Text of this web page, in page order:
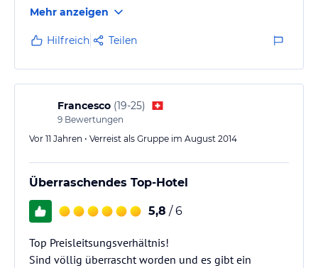
Zimmer gebracht, da es kein Frühstücksraum gibt.
Personal ist mega freundlich! Lage perfekt - direkt an
der Hauptshoppingstr. und nur paar Minuten vom
Meer.
Mehr anzeigen
Hilfreich Teilen
Francesco (19-25)
9 Bewertungen
Vor 11 Jahren • Verreist als Gruppe im August 2014
Überraschendes Top-Hotel
5,8 / 6
Top Preisleitsungsverhältnis!
Sind völlig überrascht worden und es gibt ein